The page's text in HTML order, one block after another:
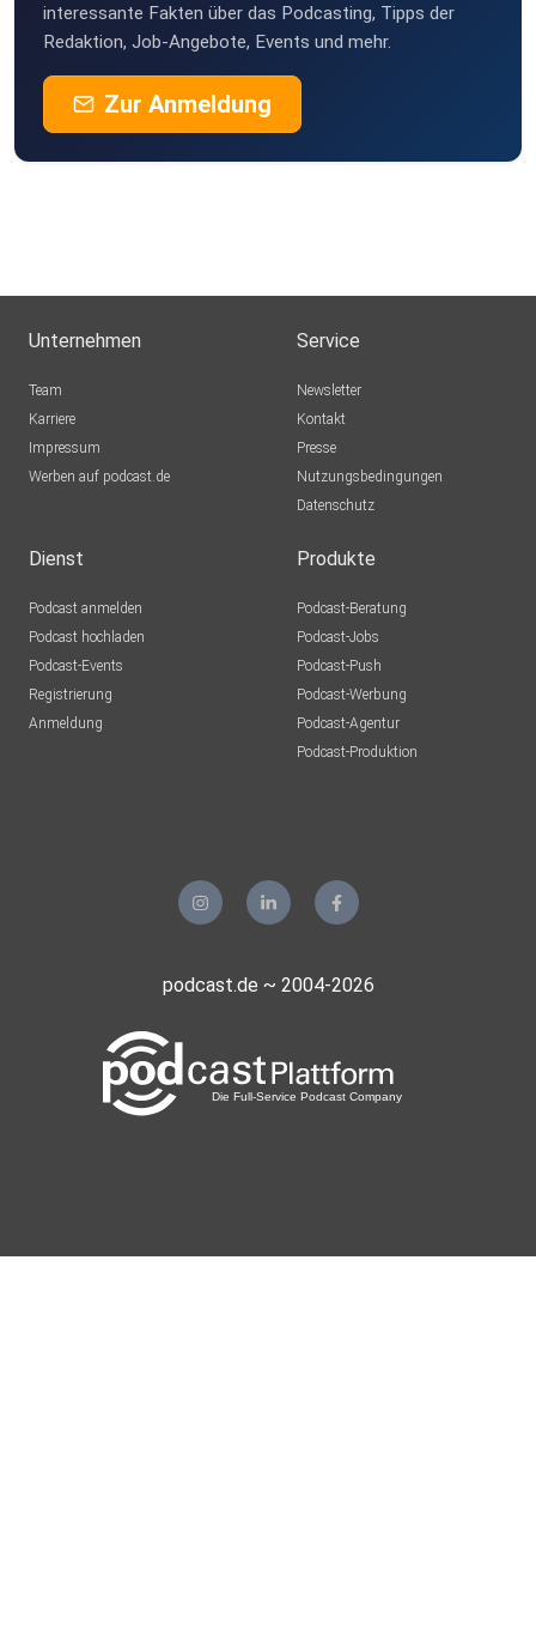
interessante Fakten über das Podcasting, Tipps der
Redaktion, Job-Angebote, Events und mehr.
Zur Anmeldung
Unternehmen
Team
Karriere
Impressum
Werben auf podcast.de
Service
Newsletter
Kontakt
Presse
Nutzungsbedingungen
Datenschutz
Dienst
Podcast anmelden
Podcast hochladen
Podcast-Events
Registrierung
Anmeldung
Produkte
Podcast-Beratung
Podcast-Jobs
Podcast-Push
Podcast-Werbung
Podcast-Agentur
Podcast-Produktion
podcast.de ~ 2004-2026